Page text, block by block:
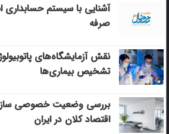
آشنایی با سیستم حسابداری
صرفه
نقش آزمایشگاه‌های
تشخیص بیماری‌ها
بررسی وضعیت خصوصی
اقتصاد کلان در ایران